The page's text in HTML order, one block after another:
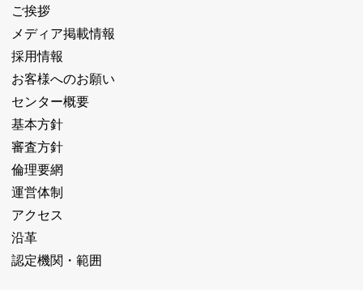
ご挨拶
メディア掲載情報
採用情報
お客様へのお願い
センター概要
基本方針
審査方針
倫理要網
運営体制
アクセス
沿革
認定機関・範囲